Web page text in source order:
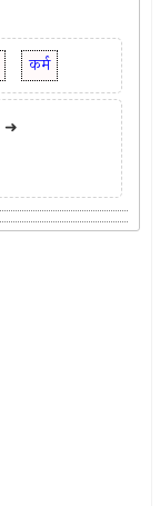
कर्म
➜